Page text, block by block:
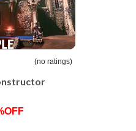
(no ratings)